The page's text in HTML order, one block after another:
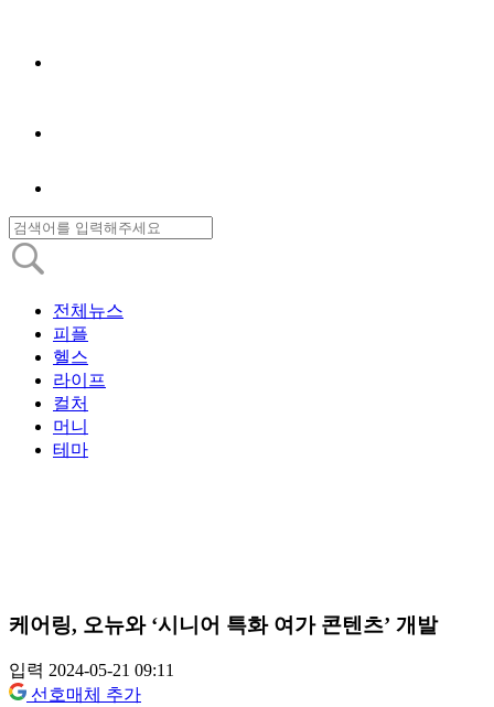
전체뉴스
피플
헬스
라이프
컬처
머니
테마
케어링, 오뉴와 ‘시니어 특화 여가 콘텐츠’ 개발
입력 2024-05-21 09:11
선호매체 추가